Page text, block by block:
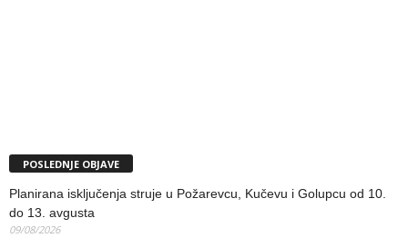
POSLEDNJE OBJAVE
Planirana isključenja struje u Požarevcu, Kučevu i Golupcu od 10.
do 13. avgusta
09/08/2026